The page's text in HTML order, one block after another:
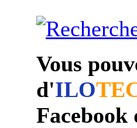
Vous
d'ILO
Facebook